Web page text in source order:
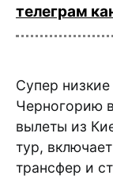
телеграм
Супер
Черногорию
вылеты из
тур,
трансфер и